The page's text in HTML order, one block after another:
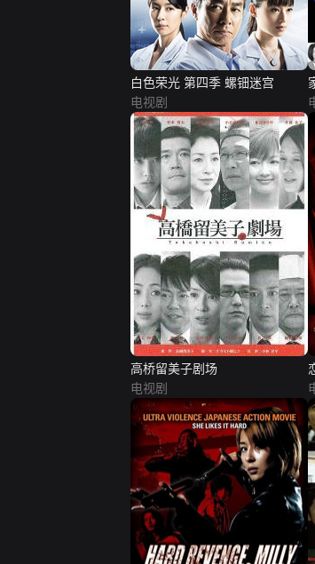
白色荣光 第四季 螺钿迷宫
电视剧
高桥留美子剧场
电视剧